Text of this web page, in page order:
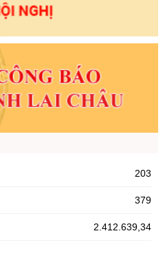
203
379
2.412.639,34